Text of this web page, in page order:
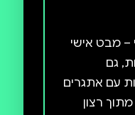
גם
עם אתגרים
רצון